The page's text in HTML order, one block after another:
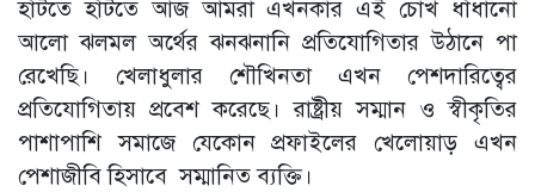
হাঁটতে হাঁটতে আজ আমরা এখনকার এই চোখ ধাঁধানো
আলো ঝলমল অর্থের ঝনঝনানি প্রতিযোগিতার উঠানে পা
রেখেছি। খেলাধুলার শৌখিনতা এখন পেশদারিত্বের
প্রতিযোগিতায় প্রবেশ করেছে। রাষ্ট্রীয় সম্মান ও স্বীকৃতির
পাশাপাশি সমাজে যেকোন প্রফাইলের খেলোয়াড় এখন
পেশাজীবি হিসাবে সম্মানিত ব্যক্তি।